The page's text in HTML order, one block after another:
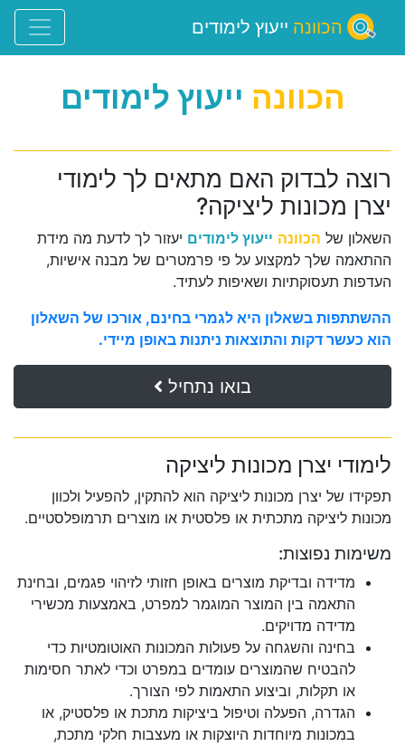
הכוונה ייעוץ לימודים
הכוונה ייעוץ לימודים
רוצה לבדוק האם מתאים לך לימודי
יצרן מכונות ליציקה?
השאלון של הכוונה ייעוץ לימודים יעזור לך לדעת מה מידת
ההתאמה שלך למקצוע על פי פרמטרים של מבנה אישיות,
העדפות תעסוקתיות ושאיפות לעתיד.
ההשתתפות בשאלון היא לגמרי בחינם, אורכו של השאלון
הוא כעשר דקות והתוצאות ניתנות באופן מיידי.
בואו נתחיל
לימודי יצרן מכונות ליציקה
תפקידו של יצרן מכונות ליציקה הוא להתקין, להפעיל ולכוון
מכונות ליציקה מתכתית או פלסטית או מוצרים תרמופלסטיים.
משימות נפוצות:
מדידה ובדיקת מוצרים באופן חזותי לזיהוי פגמים, ובחינת
התאמה בין המוצר המוגמר למפרט, באמצעות מכשירי
מדידה מדויקים.
בחינה והשגחה על פעולות המכונות האוטומטיות כדי
להבטיח שהמוצרים עומדים במפרט וכדי לאתר חסימות
או תקלות, וביצוע התאמות לפי הצורך.
הגדרה, הפעלה וטיפול ביציקות מתכת או פלסטיק, או
במכונות מיוחדות היוצקות או מעצבות חלקי מתכת,